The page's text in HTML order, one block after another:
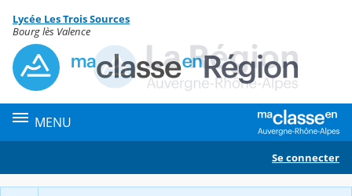
Contenu
Lycée Les Trois Sources
Bourg lès Valence
MENU
Se connecter